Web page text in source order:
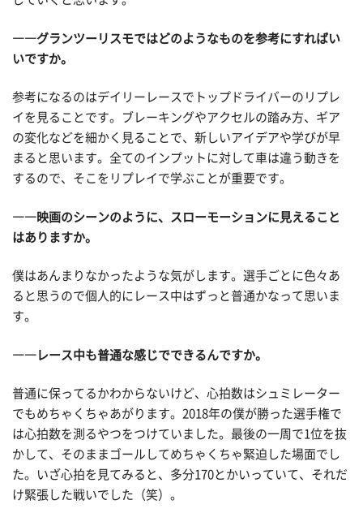
――グランツーリスモではどのようなものを参考にすればい
いですか。
参考になるのはデイリーレースでトップドライバーのリプレ
イを見ることです。ブレーキングやアクセルの踏み方、ギア
の変化などを細かく見ることで、新しいアイデアや学びが早
まると思います。全てのインプットに対して車は違う動きを
するので、そこをリプレイで学ぶことが重要です。
――映画のシーンのように、スローモーションに見えること
はありますか。
僕はあんまりなかったような気がします。選手ごとに色々あ
ると思うので個人的にレース中はずっと普通かなって思いま
す。
――レース中も普通な感じでできるんですか。
普通に保ってるかわからないけど、心拍数はシュミレーター
でもめちゃくちゃあがります。2018年の僕が勝った選手権で
は心拍数を測るやつをつけていました。最後の一周で1位を抜
かして、そのままゴールしてめちゃくちゃ緊迫した場面でし
た。いざ心拍を見てみると、多分170とかいっていて、それだ
け緊張した戦いでした（笑）。